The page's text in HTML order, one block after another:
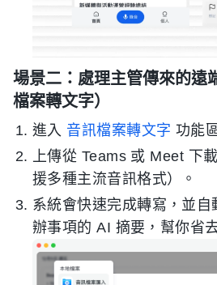
場景二：處理主管傳來的遠
檔案轉文字）
進入 音訊檔案轉文字 功能
上傳從 Teams 或 Meet 下
援多種主流音訊格式）。
系統會快速完成轉寫，並
辦事項的 AI 摘要，幫你省